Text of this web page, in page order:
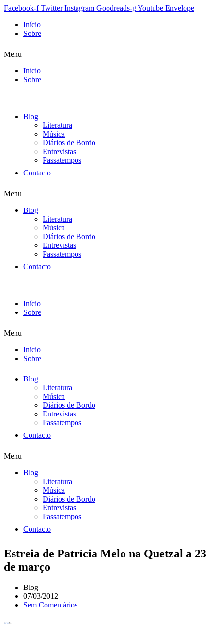
Facebook-f Twitter Instagram Goodreads-gYoutube Envelope
Início
Sobre
Menu
Início
Sobre
Blog
Literatura
Música
Diários de Bordo
Entrevistas
Passatempos
Contacto
Menu
Blog
Literatura
Música
Diários de Bordo
Entrevistas
Passatempos
Contacto
Início
Sobre
Menu
Início
Sobre
Blog
Literatura
Música
Diários de Bordo
Entrevistas
Passatempos
Contacto
Menu
Blog
Literatura
Música
Diários de Bordo
Entrevistas
Passatempos
Contacto
Estreia de Patrícia Melo na Quetzal a 23
de março
Blog
07/03/2012
Sem Comentários